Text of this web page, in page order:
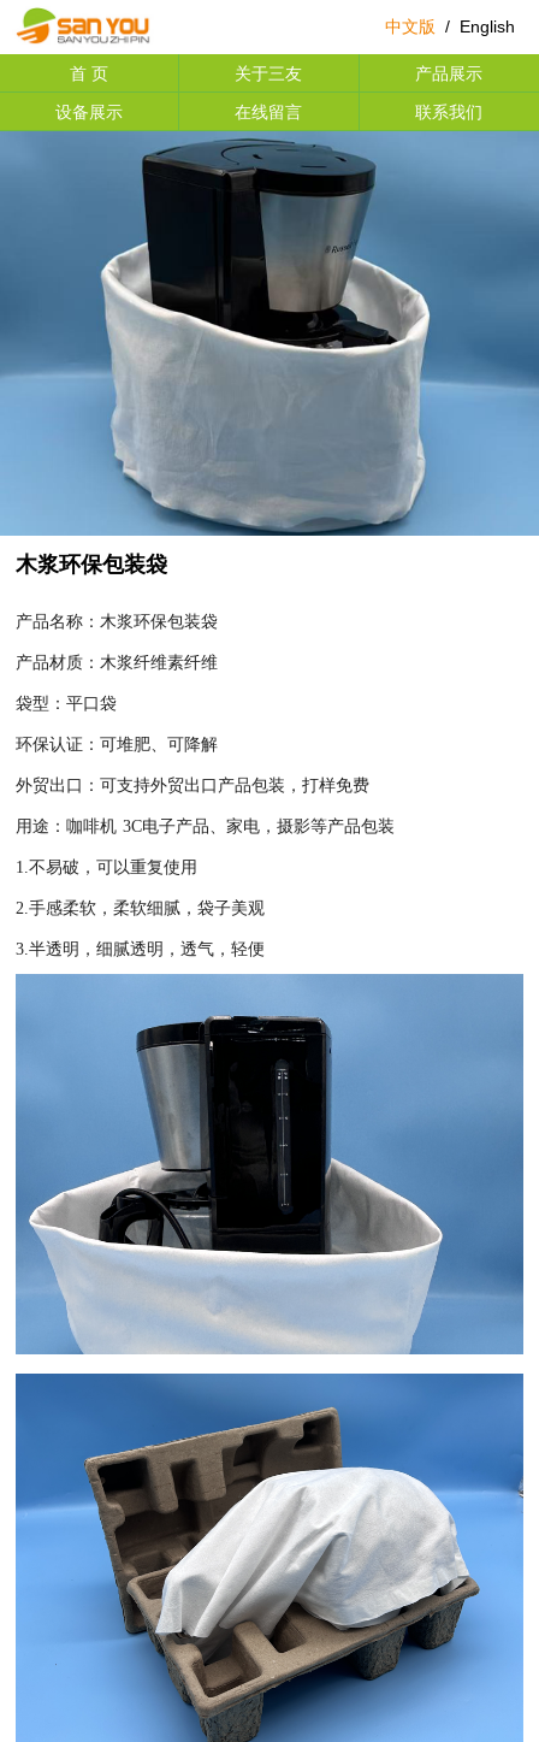
中文版 / English
首 页 关于三友
产品展示
设备展示
在线留言 联系我们
木浆环保包装袋
产品名称：木浆环保包装袋
产品材质：木浆纤维素纤维
袋型：平口袋
环保认证：可堆肥、可降解
外贸出口：可支持外贸出口产品包装，打样免费
用途：咖啡机 3C电子产品、家电，摄影等产品包装
1.不易破，可以重复使用
2.手感柔软，柔软细腻，袋子美观
3.半透明，细腻透明，透气，轻便